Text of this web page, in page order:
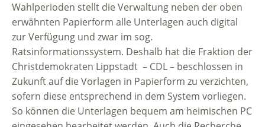
Wahlperioden stellt die Verwaltung neben der oben
erwähnten Papierform alle Unterlagen auch digital
zur Verfügung und zwar im sog.
Ratsinformationssystem. Deshalb hat die Fraktion der
Christdemokraten Lippstadt – CDL – beschlossen in
Zukunft auf die Vorlagen in Papierform zu verzichten,
sofern diese entsprechend in dem System vorliegen.
So können die Unterlagen bequem am heimischen PC